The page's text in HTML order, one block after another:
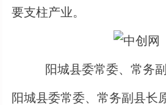
要支柱产业。
阳城县委常委、常务
阳城县委常委、常务副县长